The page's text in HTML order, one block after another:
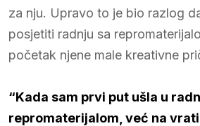
za nju. Upravo to je bio razlog
posjetiti radnju sa
početak njene male kreativne
“Kada sam prvi put ušla u
repromaterijalom, već na